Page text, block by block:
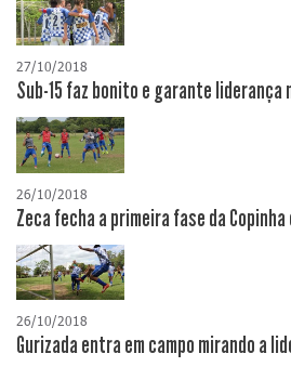
27/10/2018
Sub-15 faz bonito e garante liderança
26/10/2018
Zeca fecha a primeira fase da
26/10/2018
Gurizada entra em campo mirando a